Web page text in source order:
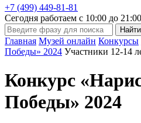
+7 (499) 449-81-81
Сегодня работаем с 10:00 до 21:00
Главная Музей онлайн Конкурсы
Победы» 2024 Участники 12-14
Конкурс
Победы» 2024